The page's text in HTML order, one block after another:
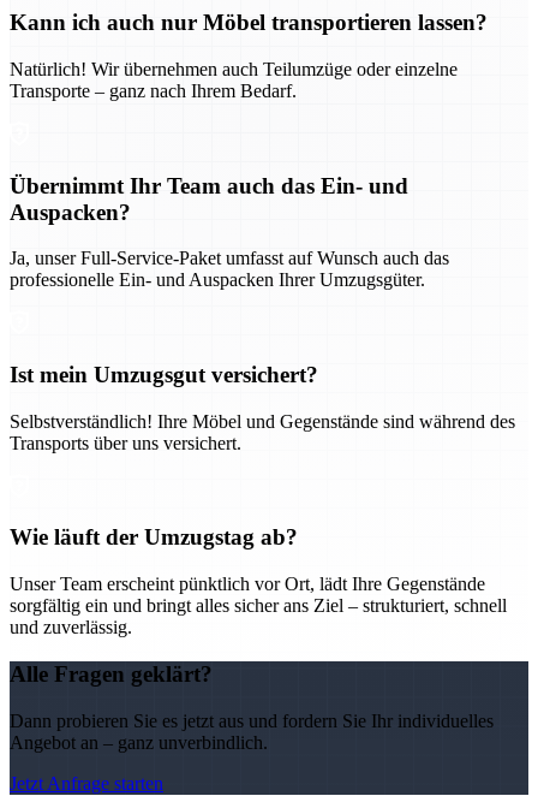
Kann ich auch nur Möbel transportieren lassen?
Natürlich! Wir übernehmen auch Teilumzüge oder einzelne
Transporte – ganz nach Ihrem Bedarf.
Übernimmt Ihr Team auch das Ein- und
Auspacken?
Ja, unser Full-Service-Paket umfasst auf Wunsch auch das
professionelle Ein- und Auspacken Ihrer Umzugsgüter.
Ist mein Umzugsgut versichert?
Selbstverständlich! Ihre Möbel und Gegenstände sind während des
Transports über uns versichert.
Wie läuft der Umzugstag ab?
Unser Team erscheint pünktlich vor Ort, lädt Ihre Gegenstände
sorgfältig ein und bringt alles sicher ans Ziel – strukturiert, schnell
und zuverlässig.
Alle Fragen geklärt?
Dann probieren Sie es jetzt aus und fordern Sie Ihr individuelles
Angebot an – ganz unverbindlich.
Jetzt Anfrage starten